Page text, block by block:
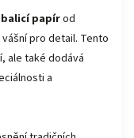
balicí papírod
pro detail. Tento
ale také dodává
a